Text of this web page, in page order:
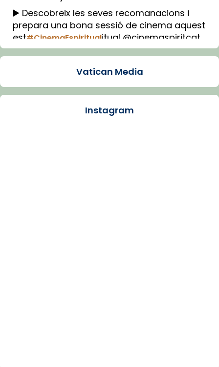
▶️ Descobreix les seves recomanacions i
prepara una bona sessió de cinema aquest
est#CinemaEspiritualitual @cinemaspiritcat
Imatge: Generada amb IA (OpenAI)
Arquebisbat de Barcelona
Vatican Media
Instagram